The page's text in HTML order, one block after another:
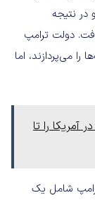
در نتیجه
دولت ترامپ
را می‌پردازند، اما
آمریکا را تا
ترامپ شامل یک